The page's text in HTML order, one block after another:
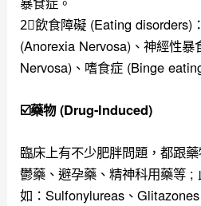
2⃣️飲食障礙 (Eating disorders)
(Anorexia Nervosa)、神經性
Nervosa)、嗜食症 (Binge
☑️藥物 (Drug-Induced)
臨床上有不少肥胖問題，都跟
鬱藥、避孕藥、精神科用藥等 ;
如：Sulfonylureas、